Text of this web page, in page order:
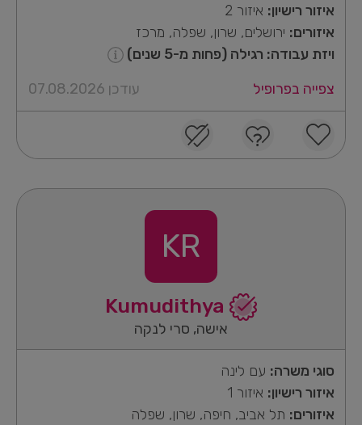
איזור רישיון: איזור 2
איזורים: ירושלים, שרון, שפלה, מרכז
ויזת עבודה: רגילה (פחות מ-5 שנים)
צפייה בפרופיל
עודכן 07.08.2026
KR
אישה, סרי לנקה
סוגי משרה: עם לינה
איזור רישיון: איזור 1
איזורים: תל אביב, חיפה, שרון, שפלה